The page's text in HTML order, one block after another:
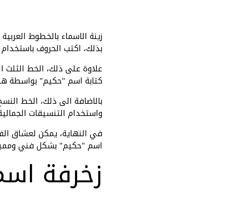
زينة الاسماء بالخطوط
بذلك، اكتب الحروف
علاوة على ذلك، الخط الثلث
كتابة اسم "حكيم" بواسطة
بالاضافة الى ذلك، الخط
واستخدام التنسيقات
في النهاية، يمكن لعشاق
اسم "حكيم" بشكل فني
زخرفة